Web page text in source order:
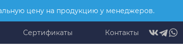
цену на продукцию у менеджеров.
Сертификаты Контакты